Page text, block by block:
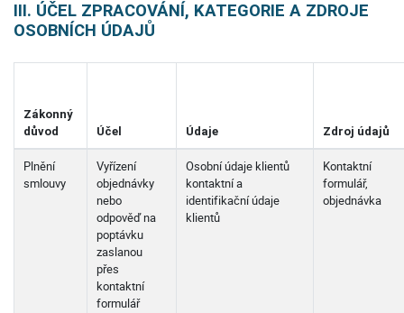
III. ÚČEL ZPRACOVÁNÍ, KATEGORIE A ZDROJE
OSOBNÍCH ÚDAJŮ
Zákonný
důvod
Účel Údaje Zdroj údajů
Plnění
smlouvy
Vyřízení
objednávky
nebo
odpověď na
poptávku
zaslanou
přes
kontaktní
formulář
Osobní údaje klientů
kontaktní a
identifikační údaje
klientů
Kontaktní
formulář,
objednávka